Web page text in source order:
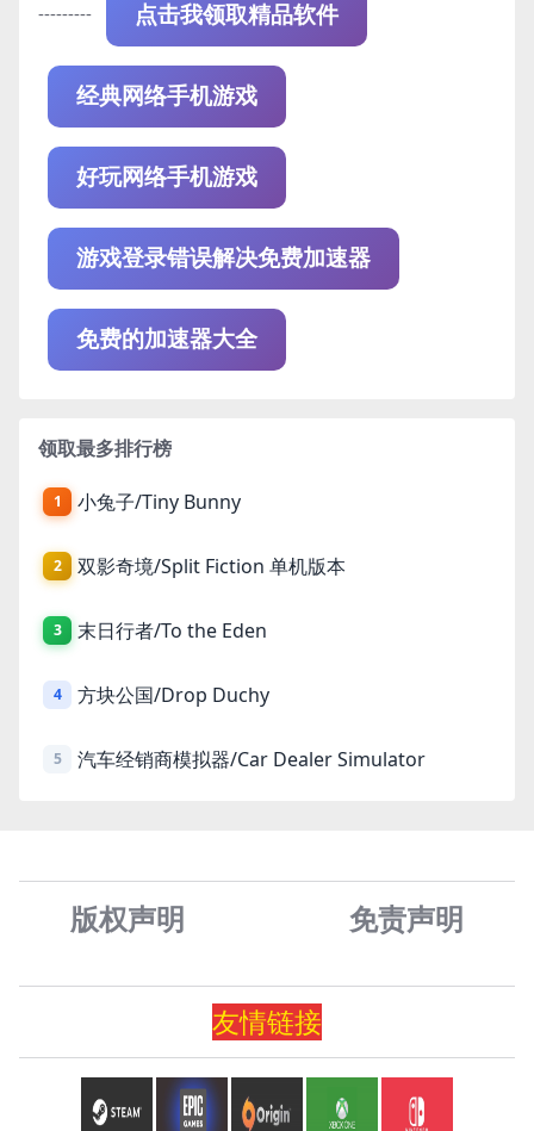
--------- 点击我领取精品软件
经典网络手机游戏
好玩网络手机游戏
游戏登录错误解决免费加速器
免费的加速器大全
领取最多排行榜
1 小兔子/Tiny Bunny
2 双影奇境/Split Fiction 单机版本
3 末日行者/To the Eden
4 方块公国/Drop Duchy
5 汽车经销商模拟器/Car Dealer Simulator
版权声明 免责声明
友情链接